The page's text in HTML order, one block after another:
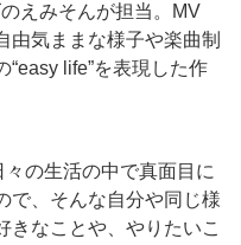
えみそんが担当。MV
由気ままな様子や楽曲制
life”を表現した作
の生活の中で真面目に
で、そんな自分や同じ様
きなことや、やりたいこ